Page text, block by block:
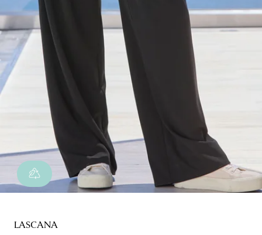
LASCANA